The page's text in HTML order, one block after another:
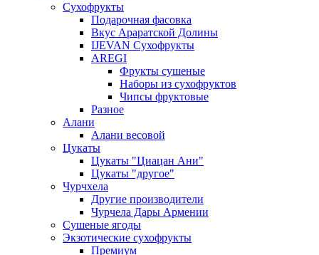
Сухофрукты
Подарочная фасовка
Вкус Араратской Долины
IJEVAN Сухофрукты
AREGI
Фрукты сушеные
Наборы из сухофруктов
Чипсы фруктовые
Разное
Алани
Алани весовой
Цукаты
Цукаты "Циацан Ани"
Цукаты "другое"
Чурчхела
Другие производители
Чурчела Дары Армении
Сушеные ягоды
Экзотические сухофрукты
Премиум